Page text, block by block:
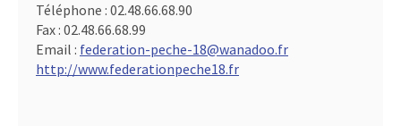
Téléphone : 02.48.66.68.90
Fax : 02.48.66.68.99
Email : federation-peche-18@wanadoo.fr
http://www.federationpeche18.fr